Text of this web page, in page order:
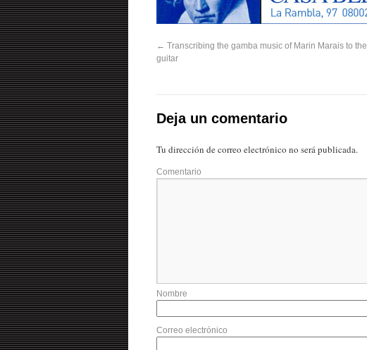
← Transcribing the gamba music of Marin Marais to the
guitar
Deja un comentario
Tu dirección de correo electrónico no será publicada.
Comentario
Nombre
Correo electrónico